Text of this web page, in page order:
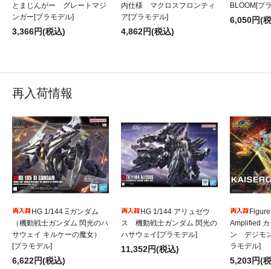
とまじんがー グレートマジ
ンガー[プラモデル]
3,366円(税込)
内仕様 マクロスフロンティ
ア[プラモデル]
4,862円(税込)
BLOOM[プ
6,050円(
再入荷情報
HG 1/144 Ξガンダム
（機動戦士ガンダム 閃光のハ
サウェイ キルケーの魔女）
[プラモデル]
6,622円(税込)
HG 1/144 アリュゼウ
ス 機動戦士ガンダム 閃光の
ハサウェイ[プラモデル]
11,352円(税込)
Amplified
ン デジモ
ラモデル]
5,203円(